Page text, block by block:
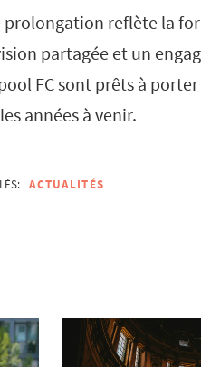
prolongation reflète la
partagée et un
FC sont prêts à
années à venir.
ACTUALITÉS